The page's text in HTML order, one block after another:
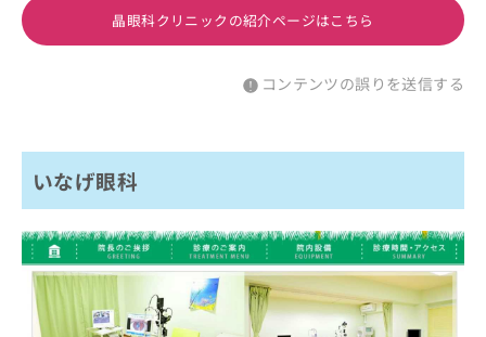
晶眼科クリニックの紹介ページはこちら
コンテンツの誤りを送信する
いなげ眼科